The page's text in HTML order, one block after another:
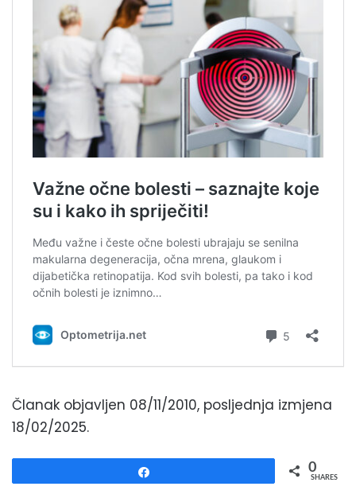
Članak objavljen 08/11/2010, posljednja izmjena
18/02/2025.
0
SHARES